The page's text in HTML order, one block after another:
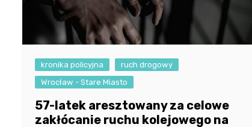
kronika policyjna
ruch drogowy
Wrocław - Stare Miasto
57-latek aresztowany za celowe
zakłócanie ruchu kolejowego na